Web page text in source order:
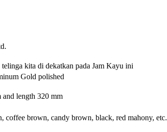
kita di dekatkan pada Jam Kayu ini
Gold polished
length 320 mm
brown, candy brown, black, red mahony, etc.